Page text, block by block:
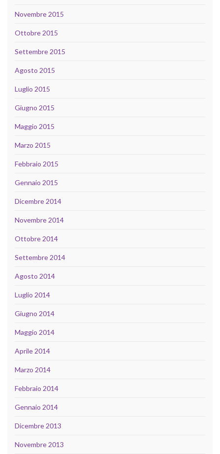
Novembre 2015
Ottobre 2015
Settembre 2015
Agosto 2015
Luglio 2015
Giugno 2015
Maggio 2015
Marzo 2015
Febbraio 2015
Gennaio 2015
Dicembre 2014
Novembre 2014
Ottobre 2014
Settembre 2014
Agosto 2014
Luglio 2014
Giugno 2014
Maggio 2014
Aprile 2014
Marzo 2014
Febbraio 2014
Gennaio 2014
Dicembre 2013
Novembre 2013